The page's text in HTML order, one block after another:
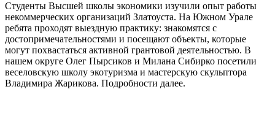
Студенты Высшей школы экономики изучили опыт работы
некоммерческих организаций Златоуста. На Южном Урале
ребята проходят выездную практику: знакомятся с
достопримечательностями и посещают объекты, которые
могут похвастаться активной грантовой деятельностью. В
нашем округе Олег Пырсиков и Милана Сибирко посетили
веселовскую школу экотуризма и мастерскую скульптора
Владимира Жарикова. Подробности далее.